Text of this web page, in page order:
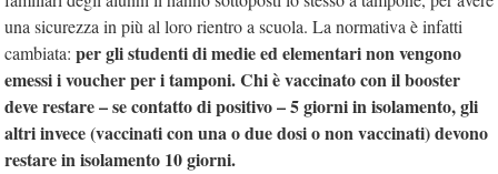
una sicurezza in più al loro rientro a scuola. La normativa è infatti
cambiata: per gli studenti di medie ed elementari non vengono
emessi i voucher per i tamponi. Chi è vaccinato con il booster
deve restare – se contatto di positivo – 5 giorni in isolamento, gli
altri invece (vaccinati con una o due dosi o non vaccinati) devono
restare in isolamento 10 giorni.